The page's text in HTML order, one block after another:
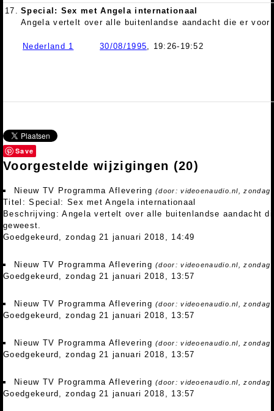
17. Special: Sex met Angela internationaal
Angela vertelt over alle buitenlandse aandacht die er voor
Nederland 1 30/08/1995, 19:26-19:52
Save
Voorgestelde wijzigingen (20)
Nieuw TV Programma Aflevering(door: videoenaudio.nl, zondag
Titel: Special: Sex met Angela internationaal
Beschrijving: Angela vertelt over alle buitenlandse aandacht
geweest.
Goedgekeurd, zondag 21 januari 2018, 14:49
Nieuw TV Programma Aflevering(door: videoenaudio.nl, zondag
Goedgekeurd, zondag 21 januari 2018, 13:57
Nieuw TV Programma Aflevering(door: videoenaudio.nl, zondag
Goedgekeurd, zondag 21 januari 2018, 13:57
Nieuw TV Programma Aflevering(door: videoenaudio.nl, zondag
Goedgekeurd, zondag 21 januari 2018, 13:57
Nieuw TV Programma Aflevering(door: videoenaudio.nl, zondag
Goedgekeurd, zondag 21 januari 2018, 13:57